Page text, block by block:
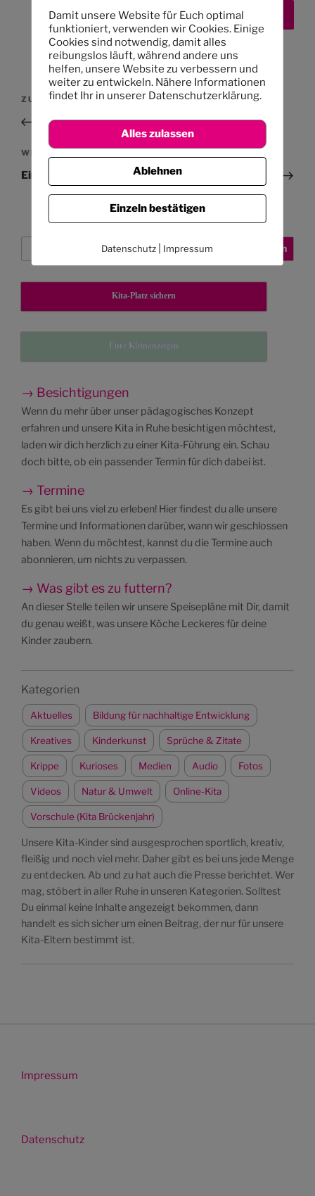
Beitragsnavigation
Vorheriger
Beitrag
ZURÜCK
Neu: Kita-Übernachtung
Nächster
Beitrag
WEITER
Ein Veranstaltungshinweis aus der Nachbarschaft
Suchen
Kita-Platz sichern
Eure Kleinanzeigen
→ Besichtigungen
Wenn du mehr über unser pädagogisches Konzept
erfahren und unsere Kita in Ruhe besichtigen möchtest,
laden wir dich herzlich zu einer Kita-Führung ein. Schau
doch bitte, ob ein passender Termin für dich dabei ist.
→ Termine
Es gibt bei uns viel zu erleben! Hier findest du alle unsere
Termine und Informationen darüber, wann wir geschlossen
haben. Wenn du möchtest, kannst du die Termine auch
abonnieren, um nichts zu verpassen.
→ Was gibt es zu futtern?
An dieser Stelle teilen wir unsere Speisepläne mit Dir, damit
du genau weißt, was unsere Köche Leckeres für deine
Kinder zaubern.
Kategorien
Aktuelles Bildung für nachhaltige Entwicklung
Kreatives Kinderkunst Sprüche & Zitate
Krippe Kurioses Medien Audio Fotos
Videos Natur & Umwelt Online-Kita
Vorschule (Kita Brückenjahr)
Unsere Kita-Kinder sind ausgesprochen sportlich, kreativ,
fleißig und noch viel mehr. Daher gibt es bei uns jede Menge
zu entdecken. Ab und zu hat auch die Presse berichtet. Wer
mag, stöbert in aller Ruhe in unseren Kategorien. Solltest
Du einmal keine Inhalte angezeigt bekommen, dann
handelt es sich sicher um einen Beitrag, der nur für unsere
Kita-Eltern bestimmt ist.
Impressum
Datenschutz
Damit unsere Website für Euch optimal
funktioniert, verwenden wir Cookies. Einige
Cookies sind notwendig, damit alles
reibungslos läuft, während andere uns
helfen, unsere Website zu verbessern und
weiter zu entwickeln. Nähere Informationen
findet Ihr in unserer Datenschutzerklärung.
Alles zulassen
Ablehnen
Einzeln bestätigen
Datenschutz Impressum